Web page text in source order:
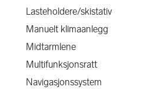
Lasteholdere/skistativ
Manuelt klimaanlegg
Midtarmlene
Multifunksjonsratt
Navigasjonssystem